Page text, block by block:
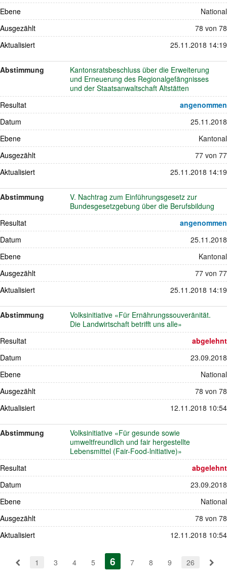
Ebene
National
Ausgezählt
78 von 78
Aktualisiert
25.11.2018 14:19
Abstimmung
Kantonsratsbeschluss über die Erweiterung
und Erneuerung des Regionalgefängnisses
und der Staatsanwaltschaft Altstätten
Resultat
angenommen
Datum
25.11.2018
Ebene
Kantonal
Ausgezählt
77 von 77
Aktualisiert
25.11.2018 14:19
Abstimmung
V. Nachtrag zum Einführungsgesetz zur
Bundesgesetzgebung über die Berufsbildung
Resultat
angenommen
Datum
25.11.2018
Ebene
Kantonal
Ausgezählt
77 von 77
Aktualisiert
25.11.2018 14:19
Abstimmung
Volksinitiative «Für Ernährungssouveränität.
Die Landwirtschaft betrifft uns alle»
Resultat
abgelehnt
Datum
23.09.2018
Ebene
National
Ausgezählt
78 von 78
Aktualisiert
12.11.2018 10:54
Abstimmung
Volksinitiative «Für gesunde sowie
umweltfreundlich und fair hergestellte
Lebensmittel (Fair-Food-lnitiative)»
Resultat
abgelehnt
Datum
23.09.2018
Ebene
National
Ausgezählt
78 von 78
Aktualisiert
12.11.2018 10:54
Pagination1 3 4 5 6 (aktiv)
7 8 9 26